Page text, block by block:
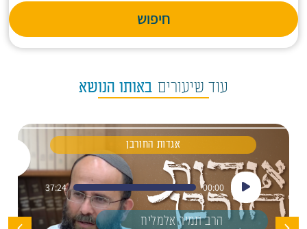
חיפוש
עוד שיעורים באותו הנושא
אגדות החורבן
נגן
אודיו
00:00
37:24
הרב תמיר אלמליח